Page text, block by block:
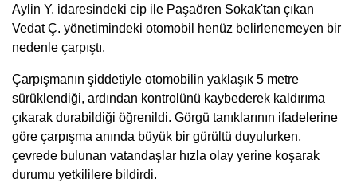
Aylin Y. idaresindeki cip ile Paşaören Sokak'tan çıkan
Vedat Ç. yönetimindeki otomobil henüz belirlenemeyen bir
nedenle çarpıştı.
Çarpışmanın şiddetiyle otomobilin yaklaşık 5 metre
sürüklendiği, ardından kontrolünü kaybederek kaldırıma
çıkarak durabildiği öğrenildi. Görgü tanıklarının ifadelerine
göre çarpışma anında büyük bir gürültü duyulurken,
çevrede bulunan vatandaşlar hızla olay yerine koşarak
durumu yetkililere bildirdi.